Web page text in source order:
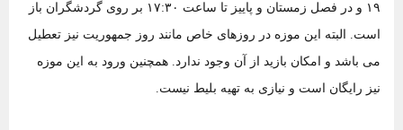
۱۹ و در فصل زمستان و پاییز تا ساعت ۱۷:۳۰ بر روی گردشگران باز
است. البته این موزه در روزهای خاص مانند روز جمهوریت نیز تعطیل
می باشد و امکان بازید از آن وجود ندارد. همچنین ورود به این موزه
نیز رایگان است و نیازی به تهیه بلیط نیست.